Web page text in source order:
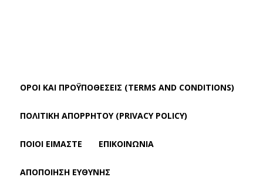
ΌΡΟΙ ΚΑΙ ΠΡΟΫΠΟΘΈΣΕΙΣ (TERMS AND CONDITIONS)
ΠΟΛΙΤΙΚΗ ΑΠΟΡΡΗΤΟΥ (PRIVACY POLICY)
ΠΟΙΟΙ ΕΙΜΑΣΤΕ ΕΠΙΚΟΙΝΩΝΙΑ
ΑΠΟΠΟΊΗΣΗ ΕΥΘΎΝΗΣ